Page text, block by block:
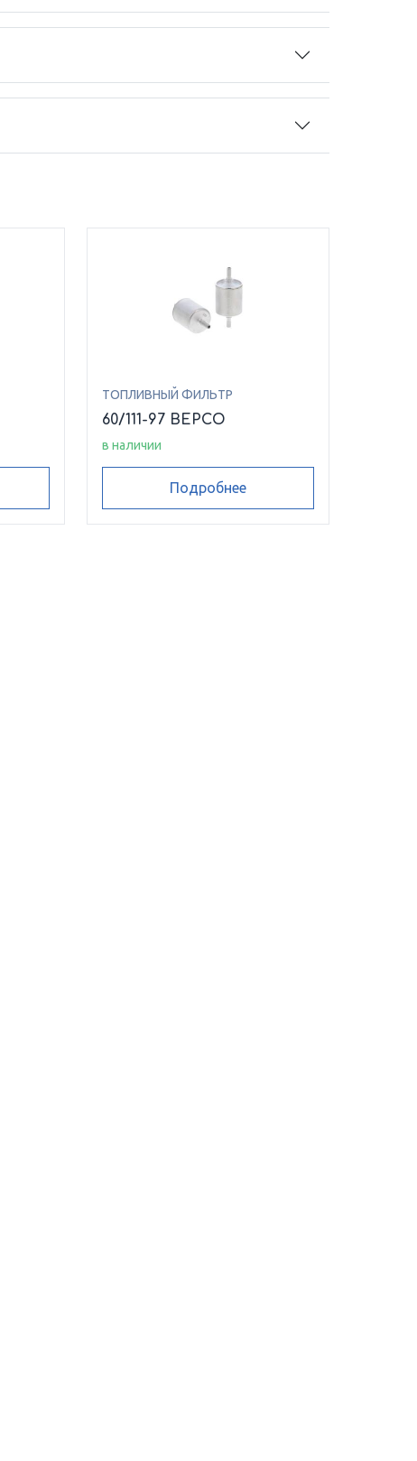
ТОПЛИВНЫЙ ФИЛЬТР
60/111-97 BEPCO
в наличии
Подробнее